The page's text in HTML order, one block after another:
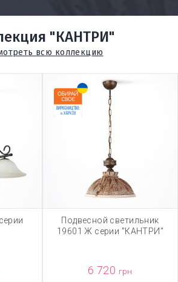
"КАНТРИ"
всю коллекцию
Подвесной светильник
19601 Ж серии "КАНТРИ"
6 720 грн